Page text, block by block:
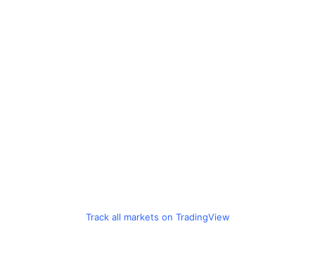
Track all markets on TradingView